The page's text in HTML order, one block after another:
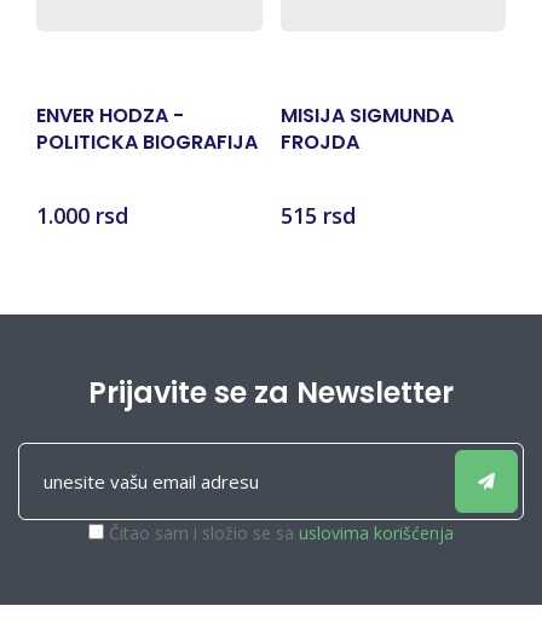
ENVER HODZA -
POLITICKA BIOGRAFIJA
1.000 rsd
MISIJA SIGMUNDA
FROJDA
515 rsd
Prijavite se za Newsletter
Čitao sam i složio se sa uslovima korišćenja